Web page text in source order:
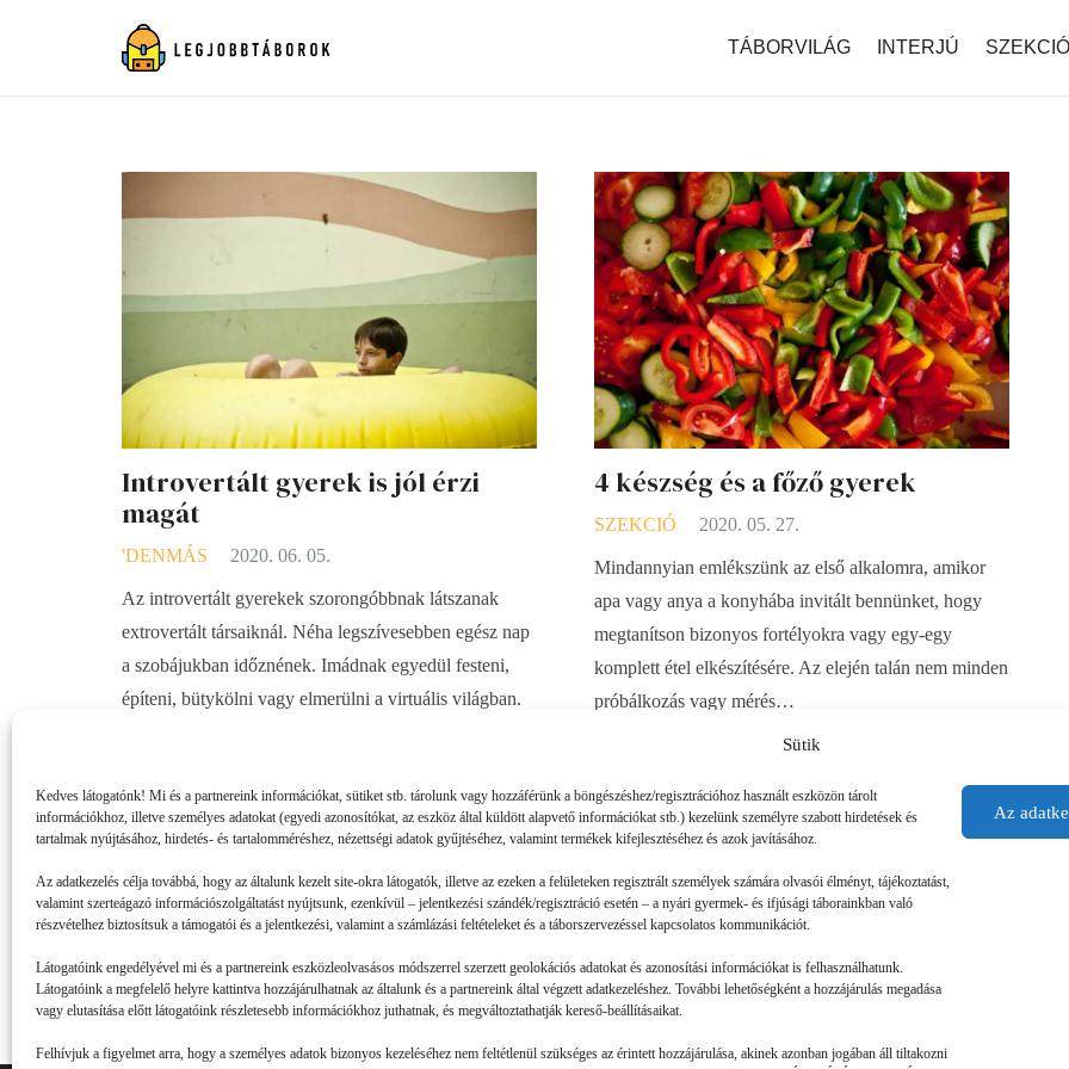
Sütik
Kedves látogatónk! Mi és a partnereink információkat, sütiket stb. tárolunk vagy hozzáférünk a böngészéshez/regisztrációhoz használt eszközön tárolt
információkhoz, illetve személyes adatokat (egyedi azonosítókat, az eszköz által küldött alapvető információkat stb.) kezelünk személyre szabott hirdetések és
tartalmak nyújtásához, hirdetés- és tartalomméréshez, nézettségi adatok gyűjtéséhez, valamint termékek kifejlesztéséhez és azok javításához.
Az adatkezelés célja továbbá, hogy az általunk kezelt site-okra látogatók, illetve az ezeken a felületeken regisztrált személyek számára olvasói élményt, tájékoztatást,
valamint szerteágazó információszolgáltatást nyújtsunk, ezenkívül – jelentkezési szándék/regisztráció esetén – a nyári gyermek- és ifjúsági táborainkban való
részvételhez biztosítsuk a támogatói és a jelentkezési, valamint a számlázási feltételeket és a táborszervezéssel kapcsolatos kommunikációt.
Látogatóink engedélyével mi és a partnereink eszközleolvasásos módszerrel szerzett geolokációs adatokat és azonosítási információkat is felhasználhatunk.
Látogatóink a megfelelő helyre kattintva hozzájárulhatnak az általunk és a partnereink által végzett adatkezeléshez. További lehetőségként a hozzájárulás megadása
vagy elutasítása előtt látogatóink részletesebb információkhoz juthatnak, és megváltoztathatják kereső-beállításaikat.
Felhívjuk a figyelmet arra, hogy a személyes adatok bizonyos kezeléséhez nem feltétlenül szükséges az érintett hozzájárulása, akinek azonban jogában áll tiltakozni
Az
TÁBORVILÁG INTERJÚ SZEKCIÓ
Introvertált gyerek is jól érzi
magát
'DENMÁS 2020. 06. 05.
Az introvertált gyerekek szorongóbbnak látszanak
extrovertált társaiknál. Néha legszívesebben egész nap
a szobájukban időznének. Imádnak egyedül festeni,
építeni, bütykölni vagy elmerülni a virtuális világban.
4 készség és a főző gyerek
SZEKCIÓ 2020. 05. 27.
Mindannyian emlékszünk az első alkalomra, amikor
apa vagy anya a konyhába invitált bennünket, hogy
megtanítson bizonyos fortélyokra vagy egy-egy
komplett étel elkészítésére. Az elején talán nem minden
próbálkozás vagy mérés…